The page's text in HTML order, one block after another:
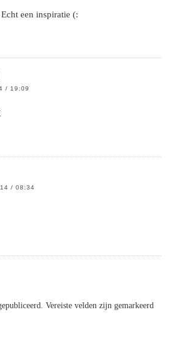
een inspiratie (:
/ 19:09
/ 08:34
Vereiste velden zijn gemarkeerd